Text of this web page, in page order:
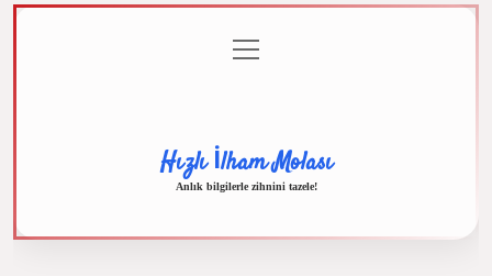
menüyü
aç
Hızlı İlham Molası
Anlık bilgilerle zihnini tazele!